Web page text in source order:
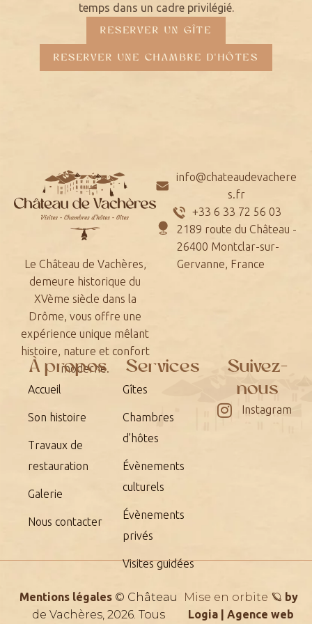
temps dans un cadre privilégié.
RESERVER UN GÎTE
RESERVER UNE CHAMBRE D'HÔTES
Le Château de Vachères,
demeure historique du
XVème siècle dans la
Drôme, vous offre une
expérience unique mêlant
histoire, nature et confort
moderne.
info@chateaudevachere
s.fr
+33 6 33 72 56 03
2189 route du Château -
26400 Montclar-sur-
Gervanne, France
À propos
Accueil
Son histoire
Travaux de
restauration
Galerie
Nous contacter
Services
Gîtes
Chambres
d’hôtes
Évènements
culturels
Évènements
privés
Visites guidées
Suivez-
nous
Instagram
Mentions légales © Château
de Vachères, 2026. Tous
Mise en orbite 🪐 by
Logia | Agence web